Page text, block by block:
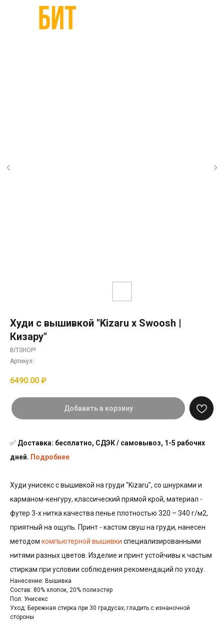
Худи с вышивкой "Kizaru x Swoosh |
Кизару"
BITSHOP!
Артикул:
6490.00 ₽
Добавить в корзину
✅ Доставка: бесплатно, СДЭК / самовывоз, 1-5 рабочих
дней. Подробнее
Худи унисекс с вышивкой на груди "Kizaru", со шнурками и
карманом-кенгуру, классический прямой крой, материал -
футер 3-х нитка качества пенье плотностью 320 – 340 г/м2,
приятный на ощупь. Принт - кастом свуш на груди, нанесен
методом компьютерной вышивки специализированными
нитями разных цветов. Изделие и принт устойчивы к частым
стиркам при условии соблюдения рекомендаций по уходу.
Нанесение: Вышивка
Состав: 80% хлопок, 20% полиэстер
Пол: Унисекс
Уход: Бережная стирка при 30 градусах; гладить с изнаночной
стороны